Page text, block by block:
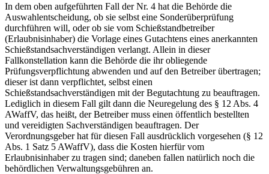
In dem oben aufgeführten Fall der Nr. 4 hat die Behörde die
Auswahlentscheidung, ob sie selbst eine Sonderüberprüfung
durchführen will, oder ob sie vom Schießstandbetreiber
(Erlaubnisinhaber) die Vorlage eines Gutachtens eines anerkannten
Schießstandsachverständigen verlangt. Allein in dieser
Fallkonstellation kann die Behörde die ihr obliegende
Prüfungsverpflichtung abwenden und auf den Betreiber übertragen;
dieser ist dann verpflichtet, selbst einen
Schießstandsachverständigen mit der Begutachtung zu beauftragen.
Lediglich in diesem Fall gilt dann die Neuregelung des § 12 Abs. 4
AWaffV, das heißt, der Betreiber muss einen öffentlich bestellten
und vereidigten Sachverständigen beauftragen. Der
Verordnungsgeber hat für diesen Fall ausdrücklich vorgesehen (§ 12
Abs. 1 Satz 5 AWaffV), dass die Kosten hierfür vom
Erlaubnisinhaber zu tragen sind; daneben fallen natürlich noch die
behördlichen Verwaltungsgebühren an.